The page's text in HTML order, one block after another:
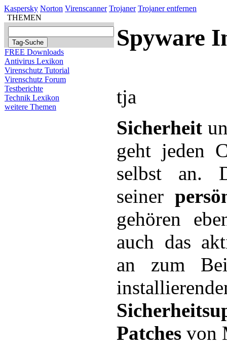
Kaspersky Norton Virenscanner Trojaner Trojaner entfernen
THEMEN
FREE Downloads
Antivirus Lexikon
Virenschutz Tutorial
Virenschutz Forum
Testberichte
Technik Lexikon
weitere Themen
Spyware
tja
Sicherheit
geht jeden
selbst an.
seiner
gehören
auch das
an zum
Patches von